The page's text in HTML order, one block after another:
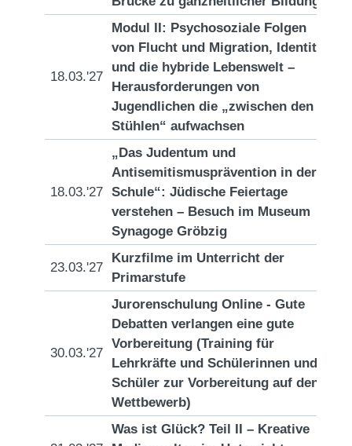
18.03.'27
Modul II: Psychosoziale Folgen
von Flucht und Migration, Identität
und die hybride Lebenswelt –
Herausforderungen von
Jugendlichen die „zwischen den
Stühlen“ aufwachsen
18.03.'27
„Das Judentum und
Antisemitismusprävention in der
Schule“: Jüdische Feiertage
verstehen – Besuch im Museum
Synagoge Gröbzig
23.03.'27
Kurzfilme im Unterricht der
Primarstufe
30.03.'27
Jurorenschulung Online - Gute
Debatten verlangen eine gute
Vorbereitung (Training für
Lehrkräfte und Schülerinnen und
Schüler zur Vorbereitung auf den
Wettbewerb)
Was ist Glück? Teil II – Kreative